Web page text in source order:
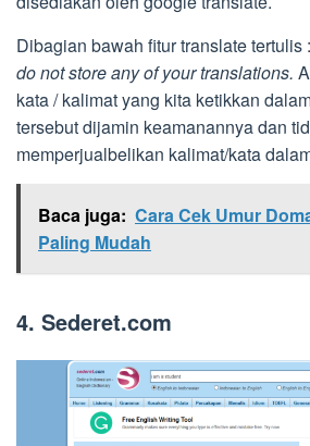
Dibagian bawah fitur translate tertulis :
do not store any of your translations.
kata / kalimat yang kita ketikkan
tersebut dijamin keamanannya dan
memperjualbelikan kalimat/kata
Baca juga: Cara Cek Umur
Paling Mudah
4. Sederet.com